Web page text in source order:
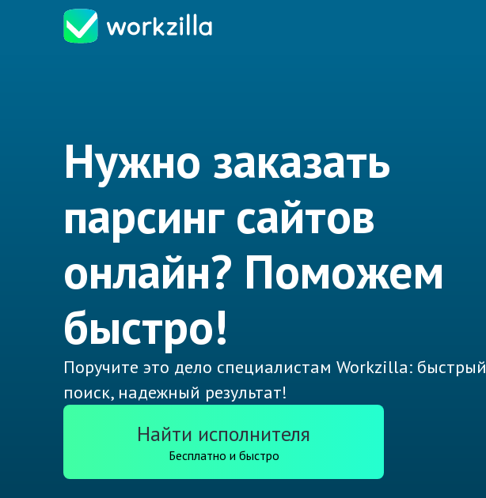
Нужно заказать
парсинг сайтов
онлайн? Поможем
быстро!
Поручите это дело специалистам Workzilla: быстрый
поиск, надежный результат!
Найти исполнителя
Бесплатно и быстро